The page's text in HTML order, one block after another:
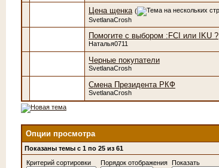
Цена щенка (
SvetlanaCrosh
Помогите с выбором :FCI или IKU ?
Наталья0711
Черные покупатели
SvetlanaCrosh
Смена Президента РКФ
SvetlanaCrosh
Опции просмотра
Показаны темы с 1 по 25 из 61
Критерий сортировки
Порядок отображения Показать